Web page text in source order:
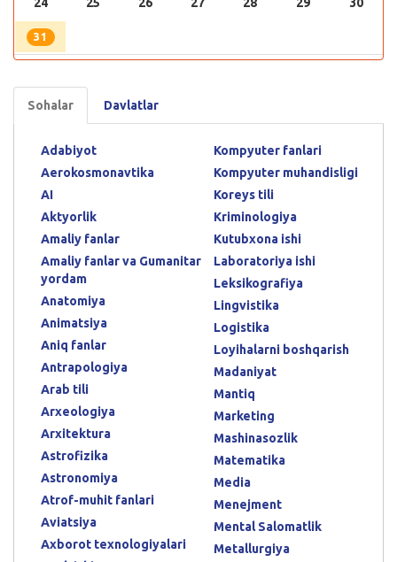
31
Sohalar Davlatlar
Adabiyot
Aerokosmonavtika
AI
Aktyorlik
Amaliy fanlar
Amaliy fanlar va Gumanitar
yordam
Anatomiya
Animatsiya
Aniq fanlar
Antrapologiya
Arab tili
Arxeologiya
Arxitektura
Astrofizika
Astronomiya
Atrof-muhit fanlari
Aviatsiya
Axborot texnologiyalari
Kompyuter fanlari
Kompyuter muhandisligi
Koreys tili
Kriminologiya
Kutubxona ishi
Laboratoriya ishi
Leksikografiya
Lingvistika
Logistika
Loyihalarni boshqarish
Madaniyat
Mantiq
Marketing
Mashinasozlik
Matematika
Media
Menejment
Mental Salomatlik
Metallurgiya